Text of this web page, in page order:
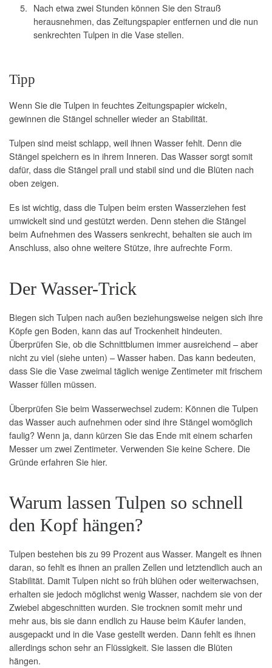
Nach etwa zwei Stunden können Sie den Strauß
herausnehmen, das Zeitungspapier entfernen und die nun
senkrechten Tulpen in die Vase stellen.
Tipp
Wenn Sie die Tulpen in feuchtes Zeitungspapier wickeln,
gewinnen die Stängel schneller wieder an Stabilität.
Tulpen sind meist schlapp, weil ihnen Wasser fehlt. Denn die
Stängel speichern es in ihrem Inneren. Das Wasser sorgt somit
dafür, dass die Stängel prall und stabil sind und die Blüten nach
oben zeigen.
Es ist wichtig, dass die Tulpen beim ersten Wasserziehen fest
umwickelt sind und gestützt werden. Denn stehen die Stängel
beim Aufnehmen des Wassers senkrecht, behalten sie auch im
Anschluss, also ohne weitere Stütze, ihre aufrechte Form.
Der Wasser-Trick
Biegen sich Tulpen nach außen beziehungsweise neigen sich ihre
Köpfe gen Boden, kann das auf Trockenheit hindeuten.
Überprüfen Sie, ob die Schnittblumen immer ausreichend – aber
nicht zu viel (siehe unten) – Wasser haben. Das kann bedeuten,
dass Sie die Vase zweimal täglich wenige Zentimeter mit frischem
Wasser füllen müssen.
Überprüfen Sie beim Wasserwechsel zudem: Können die Tulpen
das Wasser auch aufnehmen oder sind ihre Stängel womöglich
faulig? Wenn ja, dann kürzen Sie das Ende mit einem scharfen
Messer um zwei Zentimeter. Verwenden Sie keine Schere. Die
Gründe erfahren Sie hier.
Warum lassen Tulpen so schnell
den Kopf hängen?
Tulpen bestehen bis zu 99 Prozent aus Wasser. Mangelt es ihnen
daran, so fehlt es ihnen an prallen Zellen und letztendlich auch an
Stabilität. Damit Tulpen nicht so früh blühen oder weiterwachsen,
erhalten sie jedoch möglichst wenig Wasser, nachdem sie von der
Zwiebel abgeschnitten wurden. Sie trocknen somit mehr und
mehr aus, bis sie dann endlich zu Hause beim Käufer landen,
ausgepackt und in die Vase gestellt werden. Dann fehlt es ihnen
allerdings schon sehr an Flüssigkeit. Sie lassen die Blüten
hängen.